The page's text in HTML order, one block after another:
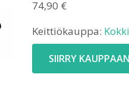
74,90 €
Keittiökauppa:
SIIRRY